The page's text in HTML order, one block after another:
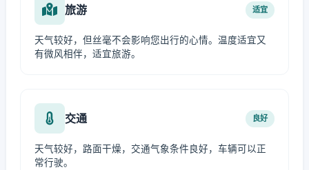
旅游 适宜
天气较好，但丝毫不会影响您出行的心情。温度适宜又
有微风相伴，适宜旅游。
交通 良好
天气较好，路面干燥，交通气象条件良好，车辆可以正
常行驶。